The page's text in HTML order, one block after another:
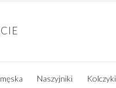
Naszyjniki Kolczyki